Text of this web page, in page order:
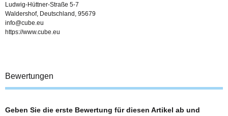
Ludwig-Hüttner-Straße 5-7
Waldershof, Deutschland, 95679
info@cube.eu
https://www.cube.eu
Bewertungen
Geben Sie die erste Bewertung für diesen Artikel ab und